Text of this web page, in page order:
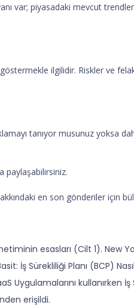
var; piyasadaki mevcut
ilgilidir. Riskler ve
tanıyor musunuz yoksa
paylaşabilirsiniz.
en son gönderiler için
esasları (Cilt 1). New
İş Sürekliliği Planı (BCP)
Uygulamalarını
erişildi.